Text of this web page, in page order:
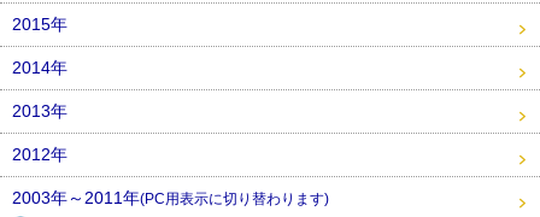
2015年
2014年
2013年
2012年
2003年～2011年(PC用表示に切り替わります)